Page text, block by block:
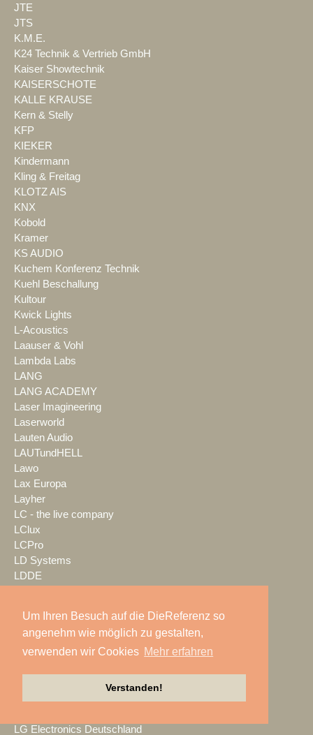
Um Ihren Besuch auf die DieReferenz so
angenehm wie möglich zu gestalten,
verwenden wir Cookies Mehr erfahren
Verstanden!
JTE
JTS
K.M.E.
K24 Technik & Vertrieb GmbH
Kaiser Showtechnik
KAISERSCHOTE
KALLE KRAUSE
Kern & Stelly
KFP
KIEKER
Kindermann
Kling & Freitag
KLOTZ AIS
KNX
Kobold
Kramer
KS AUDIO
Kuchem Konferenz Technik
Kuehl Beschallung
Kultour
Kwick Lights
L-Acoustics
Laauser & Vohl
Lambda Labs
LANG
LANG ACADEMY
Laser Imagineering
Laserworld
Lauten Audio
LAUTundHELL
Lawo
Lax Europa
Layher
LC - the live company
LClux
LCPro
LD Systems
LDDE
Lectrosonics
LEDBlade
LEDitgo
LG Electronics Deutschland